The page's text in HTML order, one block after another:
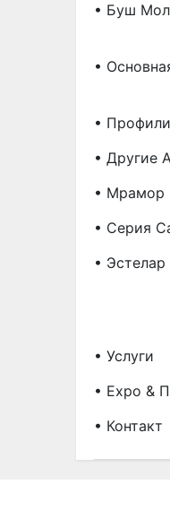
• Буш
•
•
• Другие
• Мрамор
• Серия
• Эстелар
• Услуги
• Expo &
• Контакт